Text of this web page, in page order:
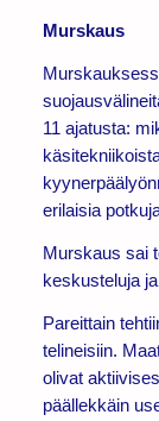
Murskaus
11 ajatusta:
erilaisia
Murskaus sai
keskusteluja
Pareittain
telineisiin.
olivat
päällekkäin